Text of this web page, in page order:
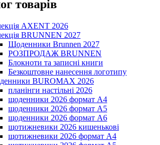
товарів
AXENT 2026
BRUNNEN 2027
Щоденники Brunnen 2027
РОЗПРОДАЖ BRUNNEN
Блокноти та записні книги
Безкоштовне нанесення логотипу
BUROMAX 2026
планінги настільні 2026
щоденники 2026 формат А4
щоденники 2026 формат А5
щоденники 2026 формат А6
щотижневики 2026 кишенькові
щотижневики 2026 формат А4